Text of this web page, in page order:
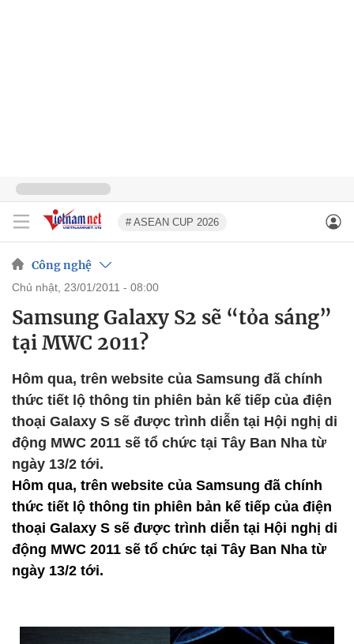
# ASEAN CUP 2026
Công nghệ
chủ nhật, 23/01/2011 - 08:00
Samsung Galaxy S2 sẽ “tỏa sáng”
tại MWC 2011?
Hôm qua, trên website của Samsung đã chính
thức tiết lộ thông tin phiên bản kế tiếp của điện
thoại Galaxy S sẽ được trình diễn tại Hội nghị di
động MWC 2011 sẽ tổ chức tại Tây Ban Nha từ
ngày 13/2 tới.
Hôm qua, trên website của Samsung đã chính
thức tiết lộ thông tin phiên bản kế tiếp của điện
thoại Galaxy S sẽ được trình diễn tại Hội nghị di
động MWC 2011 sẽ tổ chức tại Tây Ban Nha từ
ngày 13/2 tới.